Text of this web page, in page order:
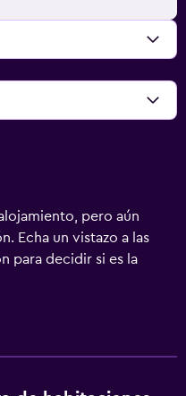
pero aún
Echa un vistazo a las
para decidir si es la